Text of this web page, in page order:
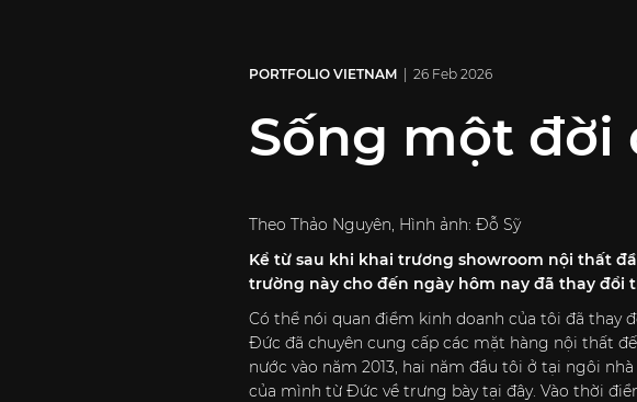
PORTFOLIO VIETNAM | 26 Feb 2026
Sống một đời
Theo Thảo Nguyên, Hình ảnh: Đỗ Sỹ
Kể từ sau khi khai trương showroom nội thất
trường này cho đến ngày hôm nay đã thay đổi
Có thể nói quan điểm kinh doanh của tôi đã thay
Đức đã chuyên cung cấp các mặt hàng nội thất
nước vào năm 2013, hai năm đầu tôi ở tại ngôi
của mình từ Đức về trưng bày tại đây. Vào thời